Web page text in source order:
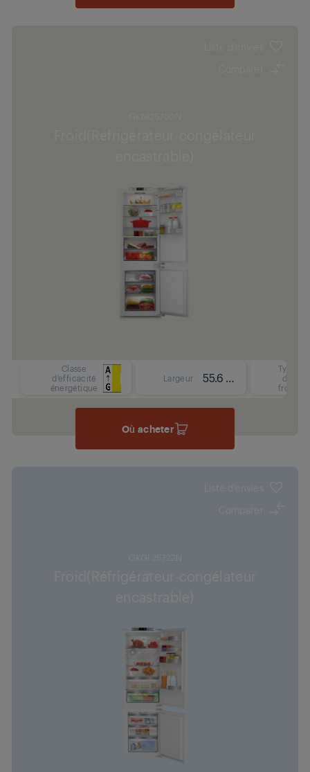
Classe
d'efficacité
énergétique
Largeur 55.6 cm
Type
de
froid
Où acheter